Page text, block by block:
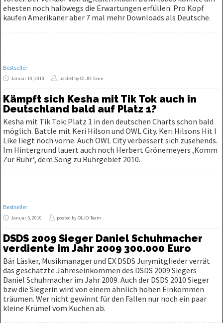
ehesten noch halbwegs die Erwartungen erfüllen. Pro Kopf
kaufen Amerikaner aber 7 mal mehr Downloads als Deutsche.
Bestseller
Januar 10, 2010 posted by OLJO-Team
Kämpft sich Kesha mit Tik Tok auch in
Deutschland bald auf Platz 1?
Kesha mit Tik Tok: Platz 1 in den deutschen Charts schon bald
möglich. Battle mit Keri Hilson und OWL City. Keri Hilsons Hit I
Like liegt noch vorne. Auch OWL City verbessert sich zusehends.
Im Hintergrund lauert auch noch Herbert Grönemeyers ‚Komm
Zur Ruhr‘, dem Song zu Ruhrgebiet 2010.
Bestseller
Januar 5, 2010 posted by OLJO-Team
DSDS 2009 Sieger Daniel Schuhmacher
verdiente im Jahr 2009 300.000 Euro
Bär Läsker, Musikmanager und EX DSDS Jurymitglieder verrät
das geschätzte Jahreseinkommen des DSDS 2009 Siegers
Daniel Schuhmacher im Jahr 2009. Auch der DSDS 2010 Sieger
bzw die Siegerin wird von einem ähnlich hohen Einkommen
träumen. Wer nicht gewinnt für den Fallen nur noch ein paar
kleine Krümel vom Kuchen ab.